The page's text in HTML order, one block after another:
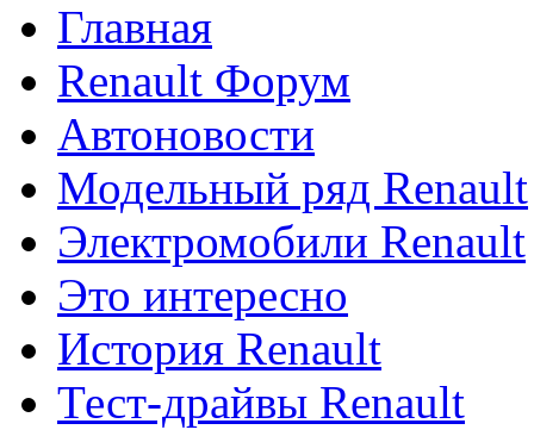
Главная
Renault Форум
Автоновости
Модельный ряд Renault
Электромобили Renault
Это интересно
История Renault
Тест-драйвы Renault